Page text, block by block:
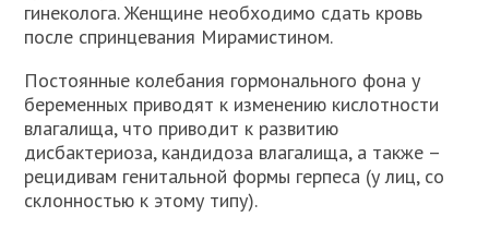
гинеколога. Женщине необходимо сдать кровь
после спринцевания Мирамистином.
Постоянные колебания гормонального фона у
беременных приводят к изменению кислотности
влагалища, что приводит к развитию
дисбактериоза, кандидоза влагалища, а также –
рецидивам генитальной формы герпеса (у лиц, со
склонностью к этому типу).